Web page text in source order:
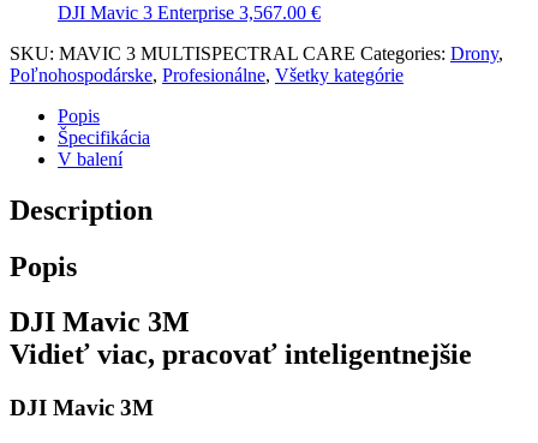
DJI Mavic 3 Enterprise 3,567.00 €
SKU: MAVIC 3 MULTISPECTRAL CARE Categories: Drony,
Poľnohospodárske, Profesionálne, Všetky kategórie
Popis
Špecifikácia
V balení
Description
Popis
DJI Mavic 3M
Vidieť viac, pracovať inteligentnejšie
DJI Mavic 3M